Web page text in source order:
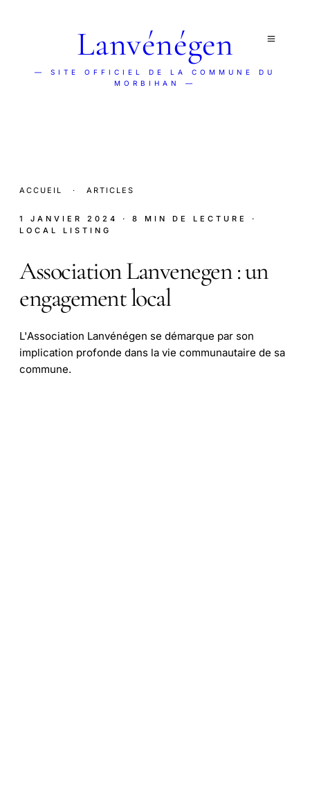
Lanvénégen
— SITE OFFICIEL DE LA COMMUNE DU
MORBIHAN —
ACCUEIL · ARTICLES
1 JANVIER 2024 · 8 MIN DE LECTURE
·
LOCAL LISTING
Association Lanvenegen : un
engagement local
L'Association Lanvénégen se démarque par son
implication profonde dans la vie communautaire de sa
commune.